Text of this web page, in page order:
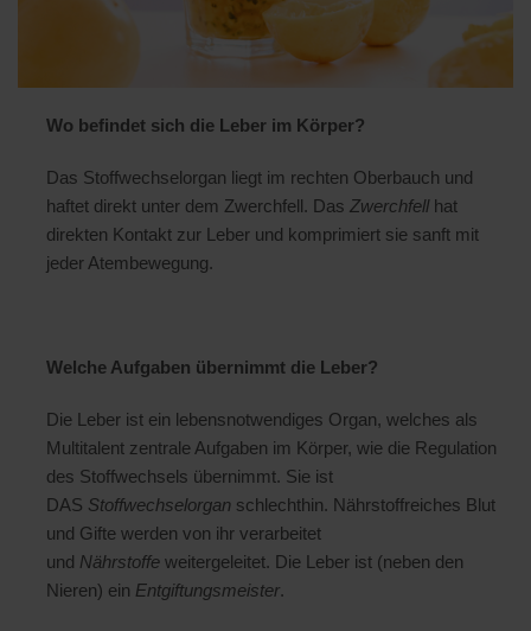
Wo befindet sich die Leber im Körper?
Das Stoffwechselorgan liegt im rechten Oberbauch und
haftet direkt unter dem Zwerchfell. Das Zwerchfellhat
direkten Kontakt zur Leber und komprimiert sie sanft mit
jeder Atembewegung.
Welche Aufgaben übernimmt die Leber?
Die Leber ist ein lebensnotwendiges Organ, welches als
Multitalent zentrale Aufgaben im Körper, wie die Regulation
des Stoffwechsels übernimmt. Sie ist
DAS Stoffwechselorgan schlechthin. Nährstoffreiches Blut
und Gifte werden von ihr verarbeitet
und Nährstoffe weitergeleitet. Die Leber ist (neben den
Nieren) ein Entgiftungsmeister.